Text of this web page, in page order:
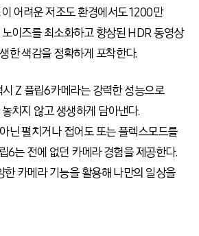
어려운 저조도 환경에서도 1200만
이즈를 최소화하고 향상된HDR동영상
한 색감을 정확하게 포착한다.
시 Z플립6카메라는 강력한 성능으로
치지 않고 생생하게 담아낸다.
닌 펼치거나 접어도 또는 플렉스모드를
6는 전에 없던 카메라 경험을 제공한다.
한 카메라 기능을 활용해 나만의 일상을